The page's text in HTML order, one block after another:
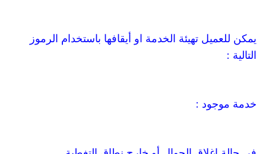
يمكن للعميل تهيئة الخدمة او أيقافها باستخدام الرموز
التالية :
خدمة موجود :